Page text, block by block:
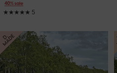
★★★★★ 5